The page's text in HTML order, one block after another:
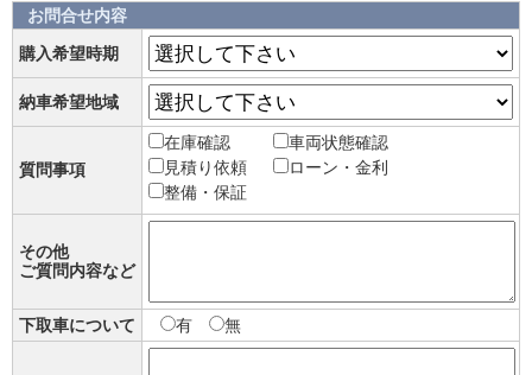
お問合せ内容
購入希望時期
納車希望地域
質問事項
在庫確認
車両状態確認
見積り依頼
ローン・金利
整備・保証
その他
ご質問内容など
下取車について 有 無